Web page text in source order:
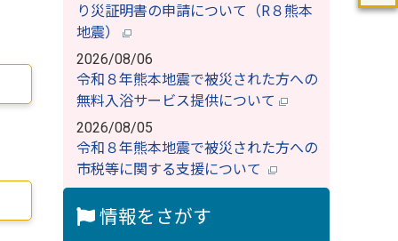
り災証明書の申請について（R８熊本
地震）
2026/08/06
令和８年熊本地震で被災された方への
無料入浴サービス提供について
2026/08/05
令和８年熊本地震で被災された方への
市税等に関する支援について
情報をさがす